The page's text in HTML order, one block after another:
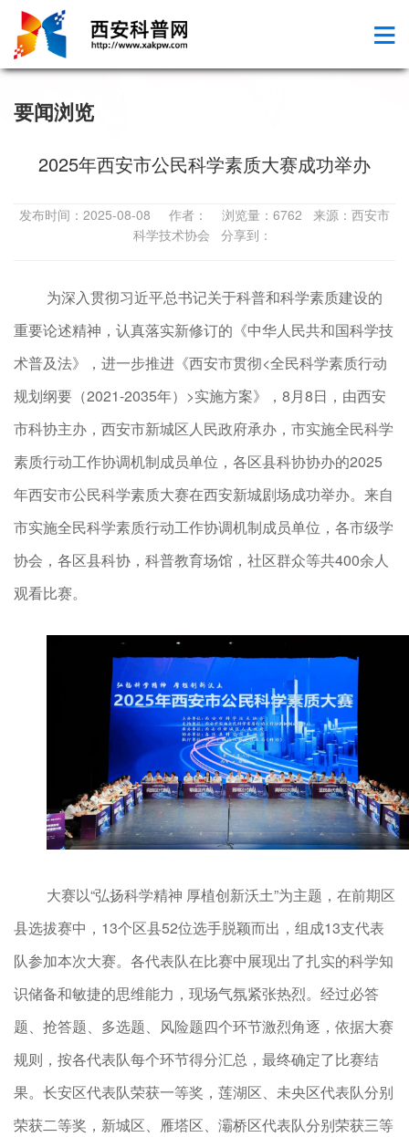
要闻浏览
2025年西安市公民科学素质大赛成功举办
发布时间：2025-08-08 作者： 浏览量：6762 来源：西安市
科学技术协会 分享到：
为深入贯彻习近平总书记关于科普和科学素质建设的
重要论述精神，认真落实新修订的《中华人民共和国科学技
术普及法》，进一步推进《西安市贯彻<全民科学素质行动
规划纲要（2021-2035年）>实施方案》，8月8日，由西安
市科协主办，西安市新城区人民政府承办，市实施全民科学
素质行动工作协调机制成员单位，各区县科协协办的2025
年西安市公民科学素质大赛在西安新城剧场成功举办。来自
市实施全民科学素质行动工作协调机制成员单位，各市级学
协会，各区县科协，科普教育场馆，社区群众等共400余人
观看比赛。
大赛以“弘扬科学精神 厚植创新沃土”为主题，在前期区
县选拔赛中，13个区县52位选手脱颖而出，组成13支代表
队参加本次大赛。各代表队在比赛中展现出了扎实的科学知
识储备和敏捷的思维能力，现场气氛紧张热烈。经过必答
题、抢答题、多选题、风险题四个环节激烈角逐，依据大赛
规则，按各代表队每个环节得分汇总，最终确定了比赛结
果。长安区代表队荣获一等奖，莲湖区、未央区代表队分别
荣获二等奖，新城区、雁塔区、灞桥区代表队分别荣获三等